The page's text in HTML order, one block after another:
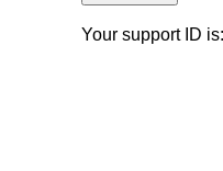
Your support ID